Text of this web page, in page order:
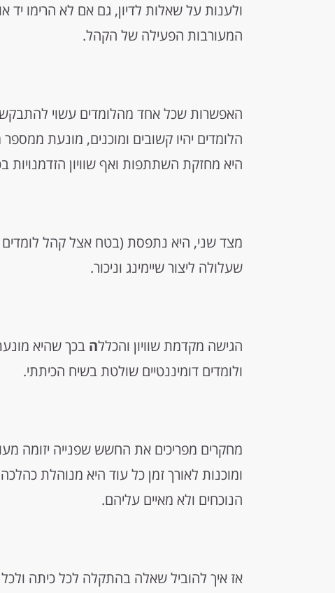
ולענות על שאלות לדיון, גם אם לא הרימו יד
המעורבות הפעילה של הקהל.
האפשרות שכל אחד מהלומדים עשוי
הלומדים יהיו קשובים ומוכנים, מונעת
היא מחזקת השתתפות ואף שוויון הזדמנויות
מצד שני, היא נתפסת (בטח אצל קהל לומדים
שעלולה ליצור שיימינג וניכור.
הגישה מקדמת שוויון והכללה בכך שהיא
ולומדים דומיננטיים שולטת בשיח הכיתתי.
מחקרים מפריכים את החשש שפנייה יזומה
ומוכנות לאורך זמן כל עוד היא מנוהלת
הנוכחים ולא מאיים עליהם.
אז איך להוביל שאלה בהתקלה לכל כיתה